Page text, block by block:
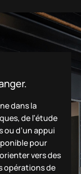
dans la
de l’étude
ou d’un appui
pour
vers des
opérations de